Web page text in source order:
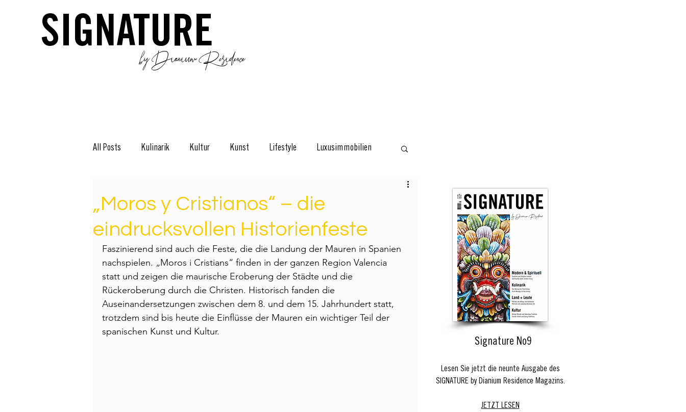
SIGNATURE
by Dianium Residence
All Posts Kulinarik Kultur Kunst Lifestyle Luxusimmobilien
Health Beauty
„Moros y Cristianos“ – die
eindrucksvollen Historienfeste
Faszinierend sind auch die Feste, die die Landung der Mauren in Spanien
nachspielen. „Moros i Cristians“ finden in der ganzen Region Valencia
statt und zeigen die maurische Eroberung der Städte und die
Rückeroberung durch die Christen. Historisch fanden die
Auseinandersetzungen zwischen dem 8. und dem 15. Jahrhundert statt,
trotzdem sind bis heute die Einflüsse der Mauren ein wichtiger Teil der
spanischen Kunst und Kultur.
Signature No9
Lesen Sie jetzt die neunte Ausgabe des
SIGNATURE by Dianium Residence Magazins.
JETZT LESEN